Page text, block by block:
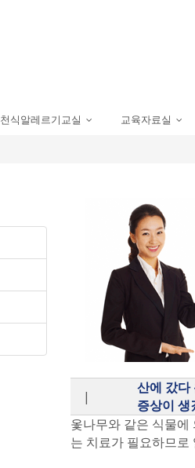
천식알레르기교실 교육자료실
|
산에 갔다
증상이 생
옻나무와 같은 식물
는 치료가 필요하므로